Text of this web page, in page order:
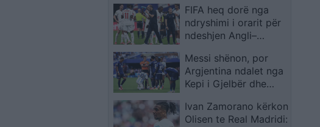
rrëzon Kepin e Gjelbër
FIFA heq dorë nga
ndryshimi i orarit për
ndeshjen Angli–
Messi shënon, por
Argjentina ndalet nga
Kepi i Gjelbër dhe
Ivan Zamorano kërkon
Olisen te Real Madridi: